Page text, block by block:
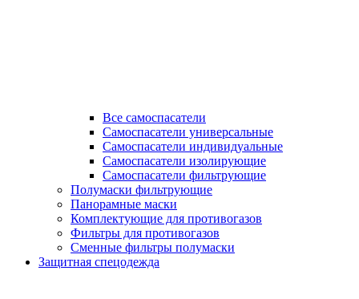
Все самоспасатели
Самоспасатели универсальные
Самоспасатели индивидуальные
Самоспасатели изолирующие
Самоспасатели фильтрующие
Полумаски фильтрующие
Панорамные маски
Комплектующие для противогазов
Фильтры для противогазов
Сменные фильтры полумаски
Защитная спецодежда